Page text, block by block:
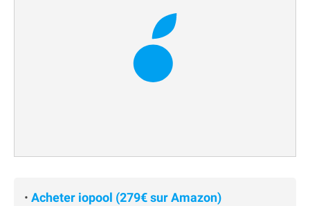
• Acheter iopool (279€ sur Amazon)